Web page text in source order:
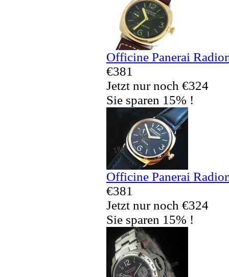
Officine Panerai
€381
Jetzt nur noch €324
Sie sparen 15% !
Officine Panerai
€381
Jetzt nur noch €324
Sie sparen 15% !